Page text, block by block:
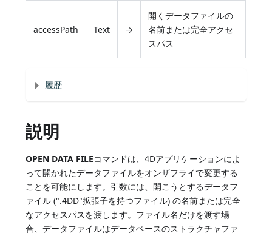
accessPath Text →
開くデータファイルの
名前または完全アクセ
スパス
履歴
説明
OPEN DATA FILEコマンドは、4Dアプリケーションによ
って開かれたデータファイルをオンザフライで変更する
ことを可能にします。引数には、開こうとするデータフ
ァイル (".4DD"拡張子を持つファイル) の名前または完全
なアクセスパスを渡します。ファイル名だけを渡す場
合、データファイルはデータベースのストラクチャファ